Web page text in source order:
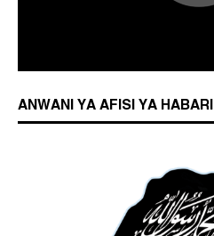
ANWANI YA AFISI YA HABARI